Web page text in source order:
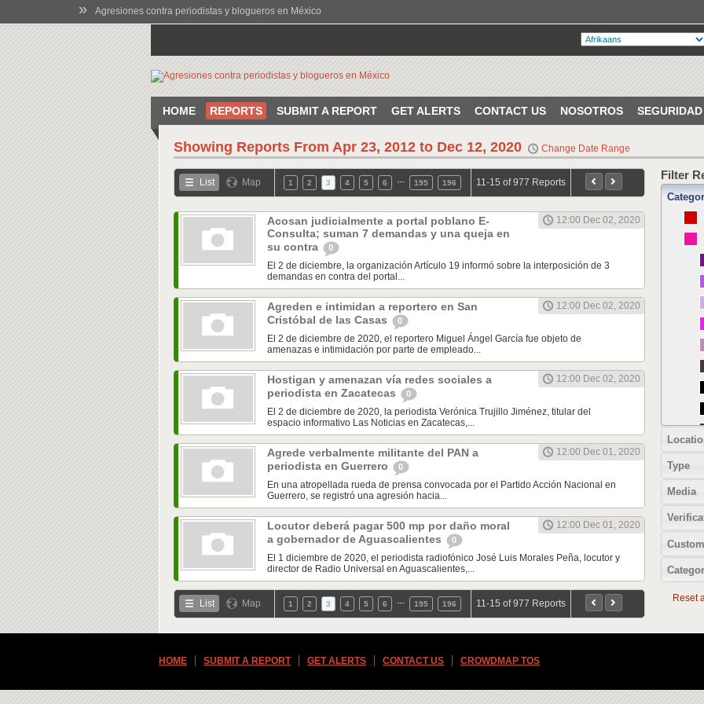
» Agresiones contra periodistas y blogueros en México
HOME REPORTS SUBMIT A REPORT GET ALERTS CONTACT US NOSOTROS SEGURIDAD
Showing Reports From Apr 23, 2012 to Dec 12, 2020 Change Date Range
List Map 1 2 3 4 5 6 195 196 11-15 of 977 Reports
Acosan judicialmente a portal poblano E-
Consulta; suman 7 demandas y una queja en
su contra
0
12:00 Dec 02, 2020
El 2 de diciembre, la organización Artículo 19 informó sobre la interposición de 3
demandas en contra del portal...
Agreden e intimidan a reportero en San
Cristóbal de las Casas
0
12:00 Dec 02, 2020
El 2 de diciembre de 2020, el reportero Miguel Ángel García fue objeto de
amenazas e intimidación por parte de empleado...
Hostigan y amenazan vía redes sociales a
periodista en Zacatecas
0
12:00 Dec 02, 2020
El 2 de diciembre de 2020, la periodista Verónica Trujillo Jiménez, titular del
espacio informativo Las Noticias en Zacatecas,...
Agrede verbalmente militante del PAN a
periodista en Guerrero
0
12:00 Dec 01, 2020
En una atropellada rueda de prensa convocada por el Partido Acción Nacional en
Guerrero, se registró una agresión hacia...
Locutor deberá pagar 500 mp por daño moral
a gobernador de Aguascalientes
0
12:00 Dec 01, 2020
El 1 diciembre de 2020, el periodista radiofónico José Luis Morales Peña, locutor y
director de Radio Universal en Aguascalientes,...
List Map 1 2 3 4 5 6 195 196 11-15 of 977 Reports
Filter
Type
Media
Reset
HOME SUBMIT A REPORT GET ALERTS CONTACT US CROWDMAP TOS